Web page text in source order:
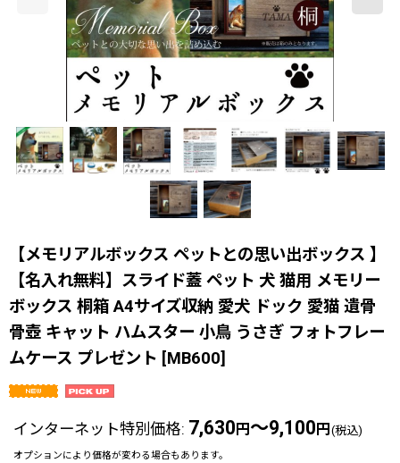
【メモリアルボックス ペットとの思い出ボックス 】
【名入れ無料】スライド蓋 ペット 犬 猫用 メモリー
ボックス 桐箱 A4サイズ収納 愛犬 ドック 愛猫 遺骨
骨壺 キャット ハムスター 小鳥 うさぎ フォトフレー
ムケース プレゼント [MB600]
インターネット特別価格: 7,630 円 ～9,100 円 (税込)
オプションにより価格が変わる場合もあります。